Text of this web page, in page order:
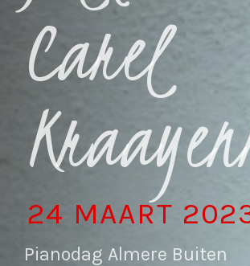
Carel
24 MAART
Pianodag Almere Buiten